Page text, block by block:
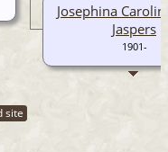
Josephina
Jaspers
1901-
site